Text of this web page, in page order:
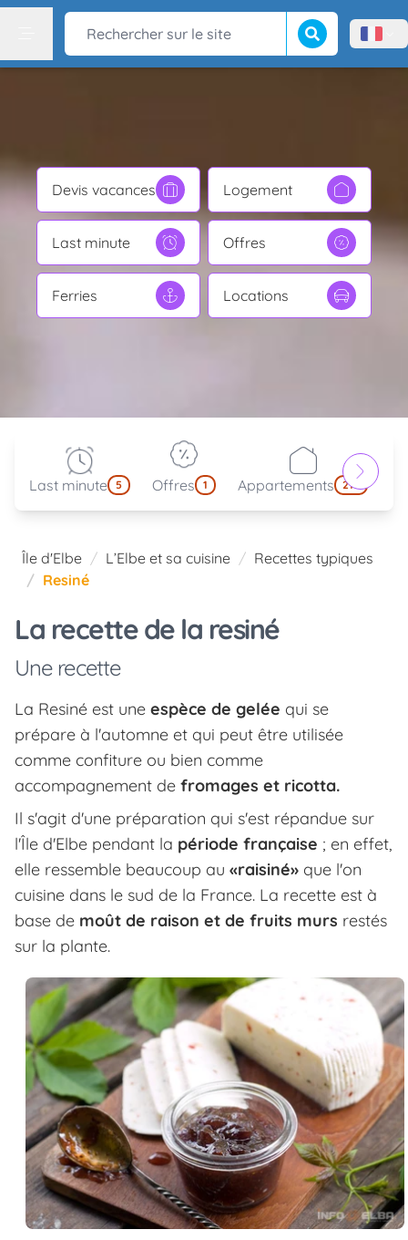
Rechercher sur le site Lancer la Menù
Devis vacances Logement
Last minute Offres
Ferries Locations
Last minute 5 Offres 1 Appartements 214
Île d'Elbe L’Elbe et sa cuisine
Recettes typiques
Resiné
La recette de la resiné
Une recette
La Resiné est une espèce de gelée qui se
prépare à l'automne et qui peut être utilisée
comme confiture ou bien comme
accompagnement de fromages et ricotta.
Il s'agit d'une préparation qui s'est répandue sur
l'Île d'Elbe pendant la période française ; en effet,
elle ressemble beaucoup au «raisiné» que l'on
cuisine dans le sud de la France. La recette est à
base de moût de raison et de fruits murs restés
sur la plante.